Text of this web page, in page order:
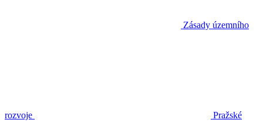
Zásady územního
rozvoje Pražské